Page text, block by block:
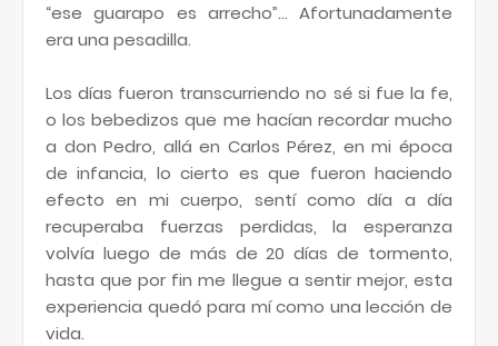
“ese guarapo es arrecho”... Afortunadamente
era una pesadilla.
Los días fueron transcurriendo no sé si fue la fe,
o los bebedizos que me hacían recordar mucho
a don Pedro, allá en Carlos Pérez, en mi época
de infancia, lo cierto es que fueron haciendo
efecto en mi cuerpo, sentí como día a día
recuperaba fuerzas perdidas, la esperanza
volvía luego de más de 20 días de tormento,
hasta que por fin me llegue a sentir mejor, esta
experiencia quedó para mí como una lección de
vida.